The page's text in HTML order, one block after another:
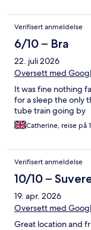
Verifisert anmeldelse
6/10 – Bra
22. juli 2026
Oversett med
It was fine nothing
for a sleep the only
tube train going by
Catherine, reise på
Verifisert anmeldelse
10/10 –
19. apr. 2026
Oversett med
Great location and